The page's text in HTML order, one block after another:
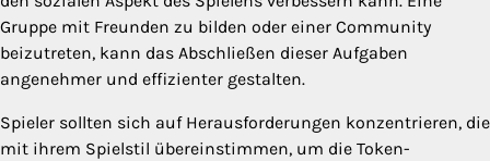
Gruppe mit Freunden zu bilden oder einer Community
beizutreten, kann das Abschließen dieser Aufgaben
angenehmer und effizienter gestalten.
Spieler sollten sich auf Herausforderungen konzentrieren, die
mit ihrem Spielstil übereinstimmen, um die Token-